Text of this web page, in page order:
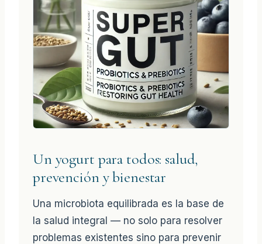
Un yogurt para todos: salud,
prevención y bienestar
Una microbiota equilibrada es la base de
la salud integral — no solo para resolver
problemas existentes sino para prevenir